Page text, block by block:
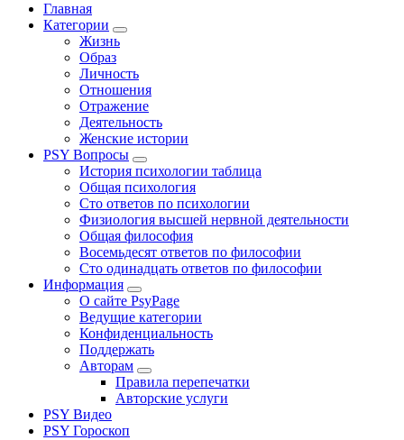
Главная
Категории
Жизнь
Образ
Личность
Отношения
Отражение
Деятельность
Женские истории
PSY Вопросы
История психологии таблица
Общая психология
Сто ответов по психологии
Физиология высшей нервной деятельности
Общая философия
Восемьдесят ответов по философии
Сто одинадцать ответов по философии
Информация
О сайте PsyPage
Ведущие категории
Конфиденциальность
Поддержать
Авторам
Правила перепечатки
Авторские услуги
PSY Видео
PSY Гороскоп